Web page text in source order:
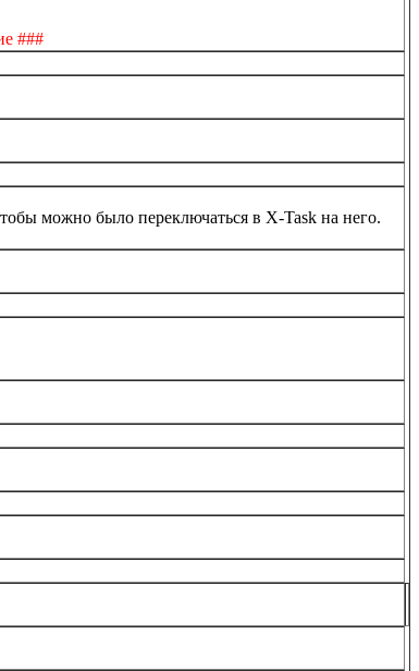
###
можно было переключаться в X-Task на него.